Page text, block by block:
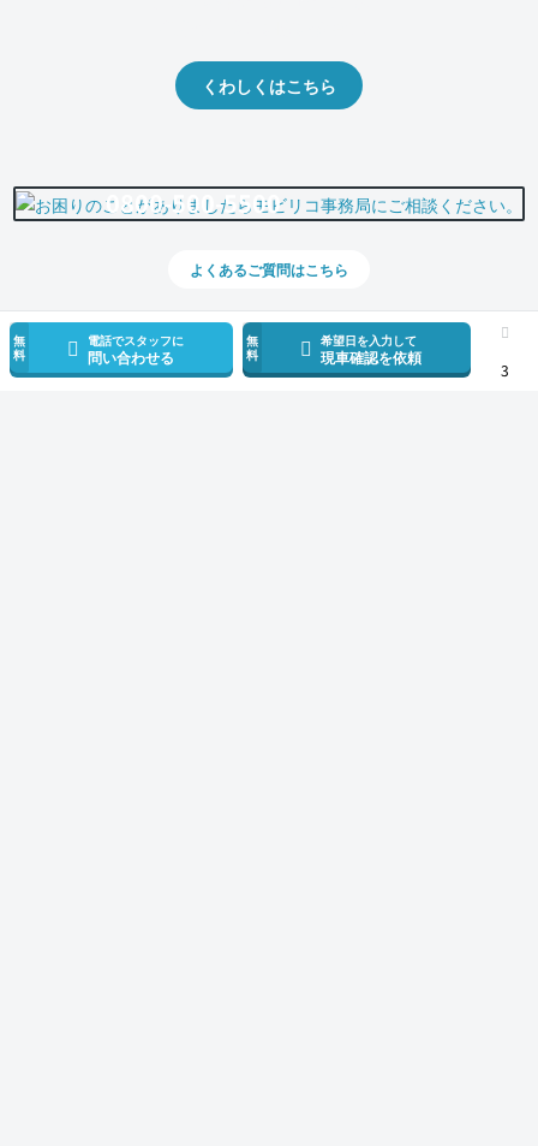
無
料
電話でスタッフに
問い合わせる
無
料
希望日を入力して
現車確認を依頼
3
くわしくはこちら
0800-500-5500
よくあるご質問はこちら